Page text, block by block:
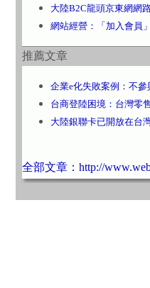
大陸B2C龍頭京東網網
網站經營：「加入會員
推薦文章
企業e化失敗案例：不參
台商登陸困境：台灣零
大陸銀聯卡已開放在台
全部文章：http://